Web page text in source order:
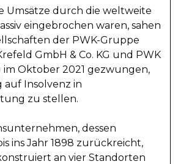
Umsätze durch die weltweite
eingebrochen waren, sahen
der PWK-Gruppe
GmbH & Co. KG und PWK
im Oktober 2021 gezwungen,
auf Insolvenz in
zu stellen.
dessen
ins Jahr 1898 zurückreicht,
an vier Standorten